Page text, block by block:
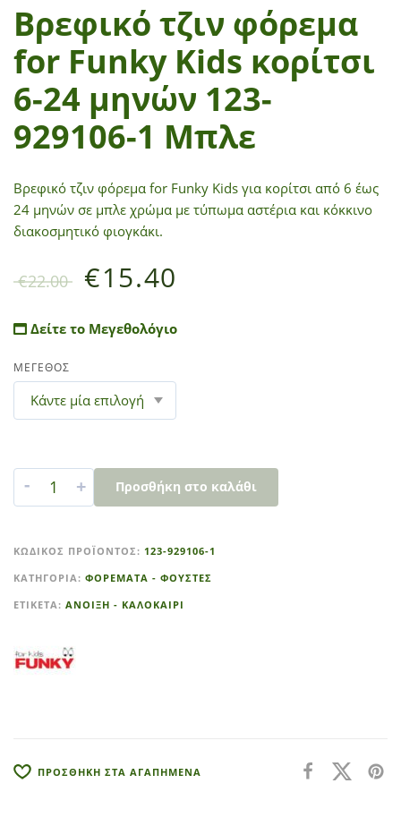
Βρεφικό τζιν φόρεμα
for Funky Kids κορίτσι
6-24 μηνών 123-
929106-1 Μπλε
Βρεφικό τζιν φόρεμα for Funky Kids για κορίτσι από 6 έως
24 μηνών σε μπλε χρώμα με τύπωμα αστέρια και κόκκινο
διακοσμητικό φιογκάκι.
€22.00 €15.40
Δείτε το Μεγεθολόγιο
ΜΕΓΕΘΟΣ
- + Προσθήκη στο καλάθι
t
e
r
t
ΚΩΔΙΚΌΣ ΠΡΟΪΌΝΤΟΣ: 123-929106-1
ΚΑΤΗΓΟΡΊΑ: ΦΟΡΕΜΑΤΑ - ΦΟΥΣΤΕΣ
ΕΤΙΚΈΤΑ: ΑΝΟΙΞΗ - ΚΑΛΟΚΑΙΡΙ
ΠΡΟΣΘΗΚΗ ΣΤΑ ΑΓΑΠΗΜΕΝΑ